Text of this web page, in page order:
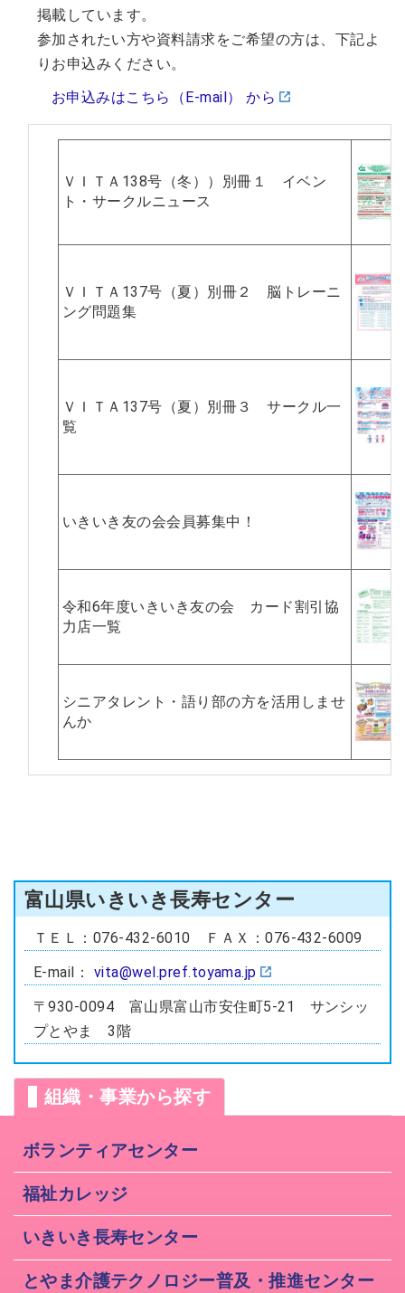
礎研修）の募集を開始しました。
掲載しています。
参加されたい方や資料請求をご希望の方は、下記よ
りお申込みください。
お申込みはこちら（E-mail） から
ＶＩＴＡ138号（冬））別冊１ イベン
ト・サークルニュース
ＶＩＴＡ137号（夏）別冊２ 脳トレーニ
ング問題集
ＶＩＴＡ137号（夏）別冊３ サークル一
覧
いきいき友の会会員募集中！
令和6年度いきいき友の会 カード割引協
力店一覧
シニアタレント・語り部の方を活用しませ
んか
富山県いきいき長寿センター
ＴＥＬ：076-432-6010 ＦＡＸ：076-432-6009
E-mail： vita@wel.pref.toyama.jp
〒930-0094 富山県富山市安住町5-21 サンシッ
プとやま 3階
組織・事業から探す
ボランティアセンター
福祉カレッジ
いきいき長寿センター
とやま介護テクノロジー普及・推進センター